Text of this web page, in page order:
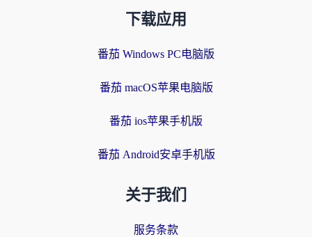
下载应用
番茄 Windows PC电脑版
番茄 macOS苹果电脑版
番茄 ios苹果手机版
番茄 Android安卓手机版
关于我们
服务条款